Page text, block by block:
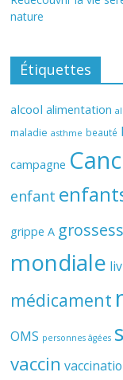
nature
Étiquettes
alcool alimentation
maladie asthme beauté
campagne
enfant
grippe A
mondiale
médicament
OMS personnes âgées
vaccin